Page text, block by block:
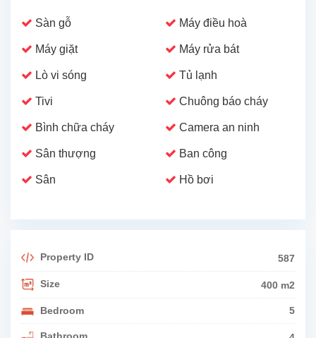
Sàn gỗ Máy điều hoà
Máy giặt Máy rửa bát
Lò vi sóng Tủ lạnh
Tivi Chuông báo cháy
Bình chữa cháy Camera an ninh
Sân thượng Ban công
Sân Hồ bơi
Property ID 587
Size 400 m2
Bedroom 5